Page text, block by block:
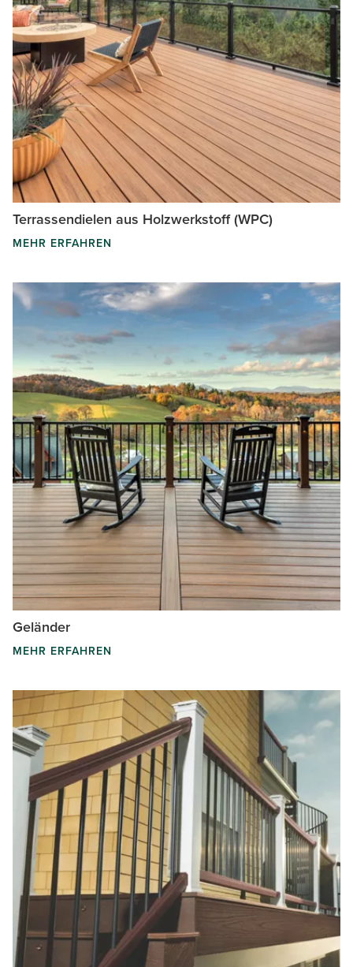
Terrassendielen aus Holzwerkstoff (WPC)
MEHR ERFAHREN
Geländer
MEHR ERFAHREN